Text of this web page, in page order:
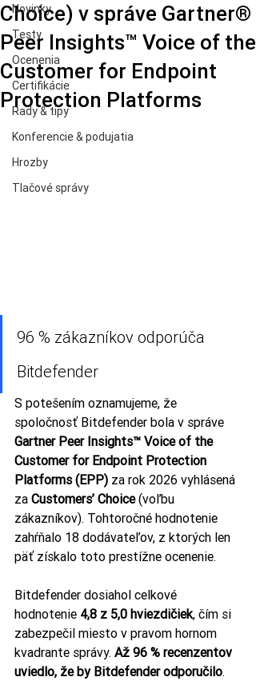
Novinky
Testy
Ocenenia
Certifikácie
Rady & tipy
Konferencie & podujatia
Hrozby
Tlačové správy
Choice) v správe Gartner®
Peer Insights™ Voice of the
Customer for Endpoint
Protection Platforms
96 % zákazníkov odporúča
Bitdefender
S potešením oznamujeme, že
spoločnosť Bitdefender bola v správe
Gartner Peer Insights™ Voice of the
Customer for Endpoint Protection
Platforms (EPP) za rok 2026 vyhlásená
za Customers’ Choice (voľbu
zákazníkov). Tohtoročné hodnotenie
zahŕňalo 18 dodávateľov, z ktorých len
päť získalo toto prestížne ocenenie.
Bitdefender dosiahol celkové
hodnotenie 4,8 z 5,0 hviezdičiek, čím si
zabezpečil miesto v pravom hornom
kvadrante správy. Až 96 % recenzentov
uviedlo, že by Bitdefender odporučilo.